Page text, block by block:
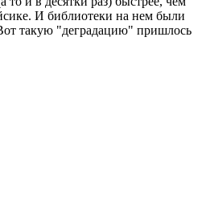
И библиотеки на нем были
такую "деградацию" пришлось